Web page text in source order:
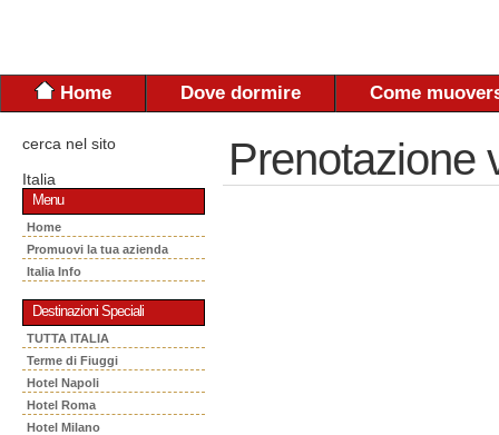
Home Dove dormire Come
cerca nel sito
Italia
Menu
Home
Promuovi la tua azienda
Italia Info
Destinazioni Speciali
TUTTA ITALIA
Terme di Fiuggi
Hotel Napoli
Hotel Roma
Hotel Milano
Prenotazione